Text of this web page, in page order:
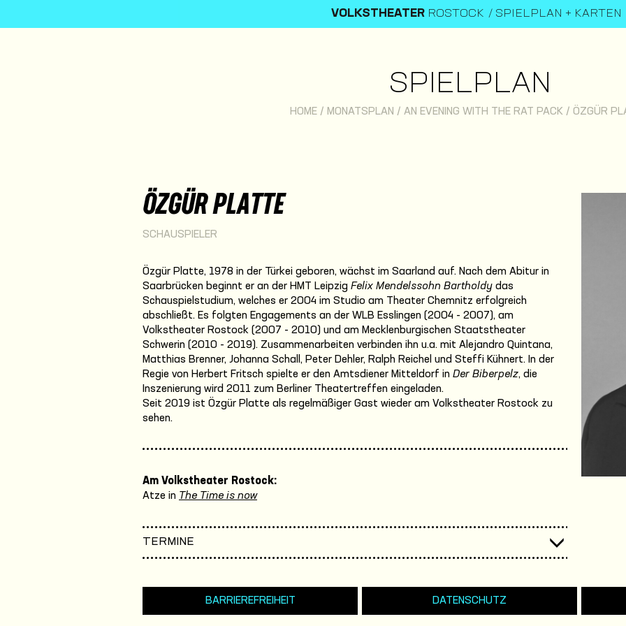
VOLKSTHEATER ROSTOCK SPIELPLAN + KARTEN
SPIELPLAN
HOME / MONATSPLAN / AN EVENING WITH THE RAT PACK / ÖZGÜR
ÖZGÜR PLATTE
SCHAUSPIELER
Özgür Platte, 1978 in der Türkei geboren, wächst im Saarland auf. Nach dem Abitur in
Saarbrücken beginnt er an der HMT Leipzig Felix Mendelssohn Bartholdy das
Schauspielstudium, welches er 2004 im Studio am Theater Chemnitz erfolgreich
abschließt. Es folgten Engagements an der WLB Esslingen (2004 - 2007), am
Volkstheater Rostock (2007 - 2010) und am Mecklenburgischen Staatstheater
Schwerin (2010 - 2019). Zusammenarbeiten verbinden ihn u.a. mit Alejandro Quintana,
Matthias Brenner, Johanna Schall, Peter Dehler, Ralph Reichel und Steffi Kühnert. In der
Regie von Herbert Fritsch spielte er den Amtsdiener Mitteldorf in Der Biberpelz, die
Inszenierung wird 2011 zum Berliner Theatertreffen eingeladen.
Seit 2019 ist Özgür Platte als regelmäßiger Gast wieder am Volkstheater Rostock zu
sehen.
Am Volkstheater Rostock:
Atze in The Time is now
TERMINE
BARRIEREFREIHEIT DATENSCHUTZ